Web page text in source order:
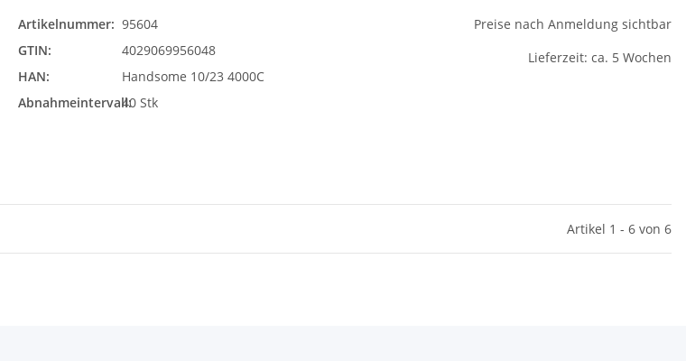
Artikelnummer: 95604
GTIN:
4029069956048
HAN:
Handsome 10/23 4000C
Abnahmeintervall:40 Stk
Preise nach Anmeldung sichtbar
Lieferzeit: ca. 5 Wochen
Artikel 1 - 6 von 6